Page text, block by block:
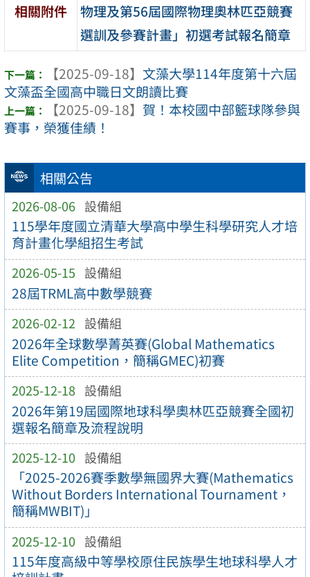
相關公告
2026-08-06 設備組
115學年度國立清華大學高中學生科學研究人才培
育計畫化學組招生考試
2026-05-15 設備組
28屆TRML高中數學競賽
2026-02-12 設備組
2026年全球數學菁英賽(Global Mathematics
Elite Competition，簡稱GMEC)初賽
2025-12-18 設備組
2026年第19屆國際地球科學奧林匹亞競賽全國初
選報名簡章及流程說明
2025-12-10 設備組
「2025-2026賽季數學無國界大賽(Mathematics
Without Borders International Tournament，
簡稱MWBIT)」
2025-12-10 設備組
115年度高級中等學校原住民族學生地球科學人才
相關附件
物理及第56屆國際物理奧林匹亞競賽
選訓及參賽計畫」初選考試報名簡章
【2025-09-18】 文藻大學114年度第十六屆
文藻盃全國高中職日文朗讀比賽
【2025-09-18】 賀！本校國中部籃球隊參與
賽事，榮獲佳績！